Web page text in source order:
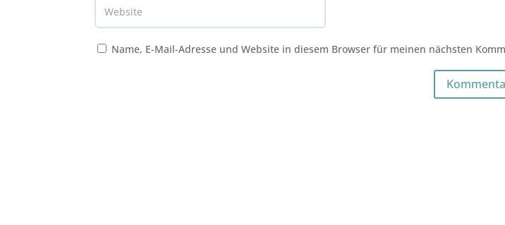
Name, E-Mail-Adresse und Website in diesem Browser für meinen nächsten